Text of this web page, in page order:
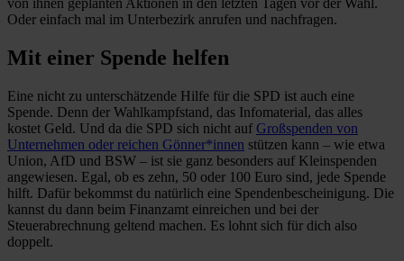
von ihnen geplanten Aktionen in den letzten Tagen vor der Wahl.
Oder einfach mal im Unterbezirk anrufen und nachfragen.
Mit einer Spende helfen
Eine nicht zu unterschätzende Hilfe für die SPD ist auch eine
Spende. Denn der Wahlkampfstand, das Infomaterial, das alles
kostet Geld. Und da die SPD sich nicht auf Großspenden von
Unternehmen oder reichen Gönner*innen stützen kann – wie etwa
Union, AfD und BSW – ist sie ganz besonders auf Kleinspenden
angewiesen. Egal, ob es zehn, 50 oder 100 Euro sind, jede Spende
hilft. Dafür bekommst du natürlich eine Spendenbescheinigung. Die
kannst du dann beim Finanzamt einreichen und bei der
Steuerabrechnung geltend machen. Es lohnt sich für dich also
doppelt.